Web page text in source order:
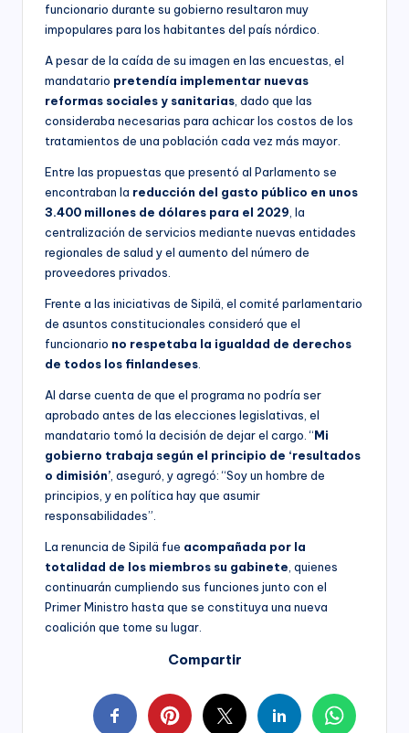
funcionario durante su gobierno resultaron muy
impopulares para los habitantes del país nórdico.
A pesar de la caída de su imagen en las encuestas, el
mandatario pretendía implementar nuevas
reformas sociales y sanitarias, dado que las
consideraba necesarias para achicar los costos de los
tratamientos de una población cada vez más mayor.
Entre las propuestas que presentó al Parlamento se
encontraban la reducción del gasto público en unos
3.400 millones de dólares para el 2029, la
centralización de servicios mediante nuevas entidades
regionales de salud y el aumento del número de
proveedores privados.
Frente a las iniciativas de Sipilä, el comité parlamentario
de asuntos constitucionales consideró que el
funcionario no respetaba la igualdad de derechos
de todos los finlandeses.
Al darse cuenta de que el programa no podría ser
aprobado antes de las elecciones legislativas, el
mandatario tomó la decisión de dejar el cargo. “Mi
gobierno trabaja según el principio de ‘resultados
o dimisión’, aseguró, y agregó: “Soy un hombre de
principios, y en política hay que asumir
responsabilidades”.
La renuncia de Sipilä fue acompañada por la
totalidad de los miembros su gabinete, quienes
continuarán cumpliendo sus funciones junto con el
Primer Ministro hasta que se constituya una nueva
coalición que tome su lugar.
Compartir